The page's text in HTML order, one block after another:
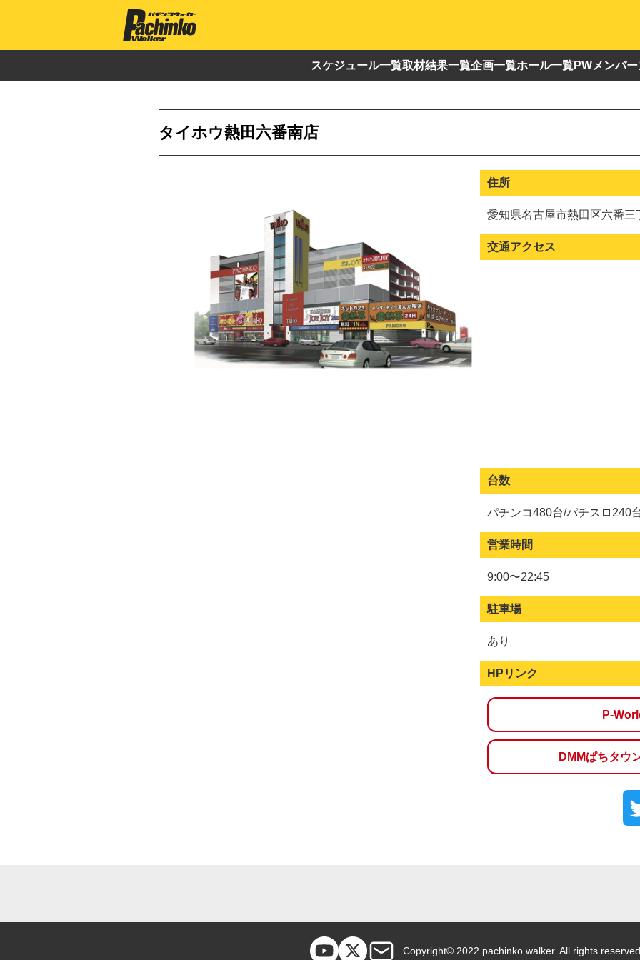
スケジュール一覧取材結果一覧企画一覧ホール一覧PWメンバ
タイホウ熱田六番南店
住所
愛知県名古屋市熱田区六番三
交通アクセス
台数
パチンコ480台/パチスロ240
営業時間
9:00〜22:45
駐車場
あり
HPリンク
P-
DMMぱちタウ
Copyright© 2022 pachinko walker. All rights